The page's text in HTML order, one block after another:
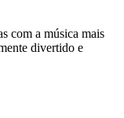
com a música mais
divertido e